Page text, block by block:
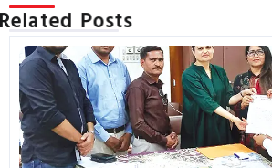
Related Posts